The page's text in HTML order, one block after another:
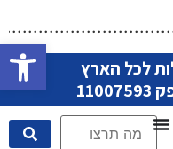
פתח
לכל הארץ